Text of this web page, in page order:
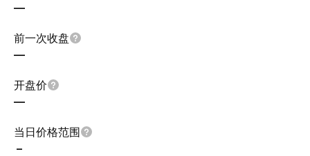
—
前一次收盘
—
开盘价
—
当日价格范围
–